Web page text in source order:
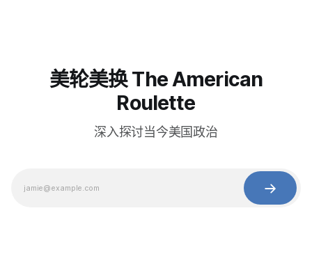
美轮美换 The American
Roulette
深入探讨当今美国政治